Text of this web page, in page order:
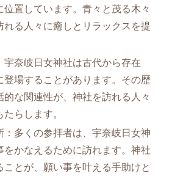
位置しています。青々と茂る木々
れる人々に癒しとリラックスを提
宇奈岐日女神社は古代から存在
登場することがあります。その歴
的な関連性が、神社を訪れる人々
らします。
：多くの参拝者は、宇奈岐日女神
をかなえるために訪れます。神社
ことが、願い事を叶える手助けと